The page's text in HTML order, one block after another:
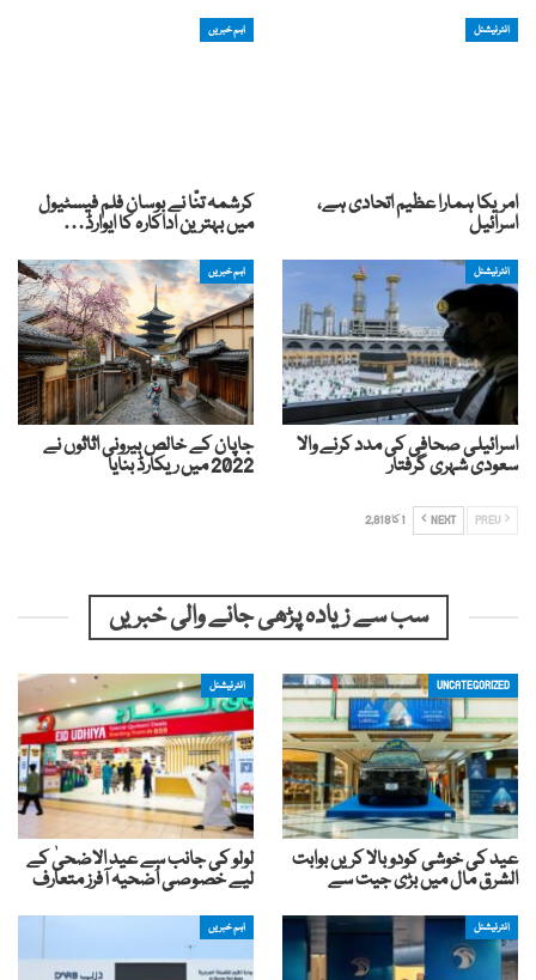
انٹرنیشنل
امریکا ہمارا عظیم اتحادی ہے،
اسرائیل
اہم خبریں
کرشمہ تنّا نے بوسان فلم فیسٹیول
میں بہترین اداکارہ کا ایوارڈ…
انٹرنیشنل
اسرائیلی صحافی کی مدد کرنے والا
سعودی شہری گرفتار
اہم خبریں
جاپان کے خالص بیرونی اثاثوں نے
2022 میں ریکارڈ بنایا
NEXT 1 کا 2,818
سب سے زیادہ پڑھی جانے والی خبریں
UNCATEGORIZED
عید کی خوشی کودوبالا کریں بوابت
الشرق مال میں بڑی جیت سے
انٹرنیشنل
لولو کی جانب سے عید الاضحیٰ کے
لیے خصوصی اُضحیہ آفرز متعارف
انٹرنیشنل اہم خبریں